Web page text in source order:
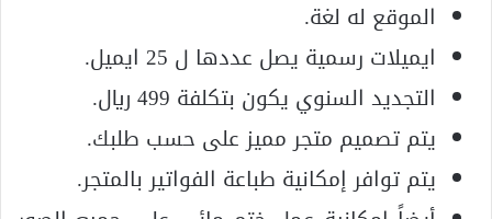
الموقع له لغة.
ايميلات رسمية يصل عددها ل 25 ايميل.
التجديد السنوي يكون بتكلفة 499 ريال.
يتم تصميم متجر مميز على حسب طلبك.
يتم توافر إمكانية طباعة الفواتير بالمتجر.